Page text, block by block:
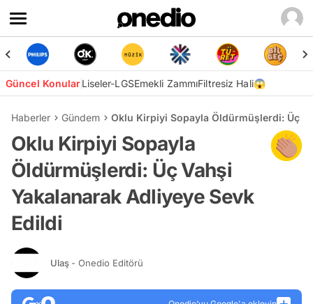
Güncel KonularLiseler-LGSEmekli ZammıFiltresiz Hali😱
Haberler Gündem Oklu Kirpiyi Sopayla Öldürmüşlerdi: Üç
Oklu Kirpiyi Sopayla
Öldürmüşlerdi: Üç Vahşi
Yakalanarak Adliyeye Sevk
Edildi
Ulaş - Onedio Editörü